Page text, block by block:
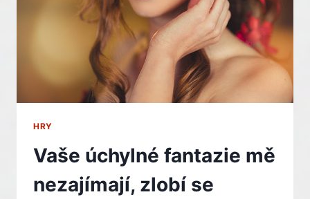
–
INDIAN
HRY
Vaše úchylné fantazie mě
nezajímají, zlobí se